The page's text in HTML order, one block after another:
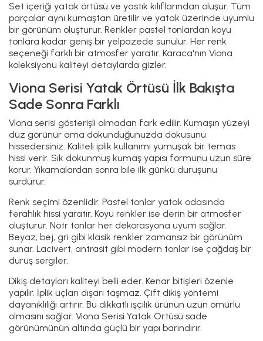
Set içeriği yatak örtüsü ve yastık kılıflarından oluşur. Tüm
parçalar aynı kumaştan üretilir ve yatak üzerinde uyumlu
bir görünüm oluşturur. Renkler pastel tonlardan koyu
tonlara kadar geniş bir yelpazede sunulur. Her renk
seçeneği farklı bir atmosfer yaratır. Karaca'nın Viona
koleksiyonu kaliteyi detaylarda gizler.
Viona Serisi Yatak Örtüsü İlk Bakışta
Sade Sonra Farklı
Viona serisi gösterişli olmadan fark edilir. Kumaşın yüzeyi
düz görünür ama dokunduğunuzda dokusunu
hissedersiniz. Kaliteli iplik kullanımı yumuşak bir temas
hissi verir. Sık dokunmuş kumaş yapısı formunu uzun süre
korur. Yıkamalardan sonra bile ilk günkü duruşunu
sürdürür.
Renk seçimi özenlidir. Pastel tonlar yatak odasında
ferahlık hissi yaratır. Koyu renkler ise derin bir atmosfer
oluşturur. Nötr tonlar her dekorasyona uyum sağlar.
Beyaz, bej, gri gibi klasik renkler zamansız bir görünüm
sunar. Lacivert, antrasit gibi modern tonlar ise çağdaş bir
duruş sergiler.
Dikiş detayları kaliteyi belli eder. Kenar bitişleri özenle
yapılır. İplik uçları dışarı taşmaz. Çift dikiş yöntemi
dayanıklılığı artırır. Bu dikkatli işçilik ürünün uzun ömürlü
olmasını sağlar. Viona Serisi Yatak Örtüsü sade
görünümünün altında güçlü bir yapı barındırır.